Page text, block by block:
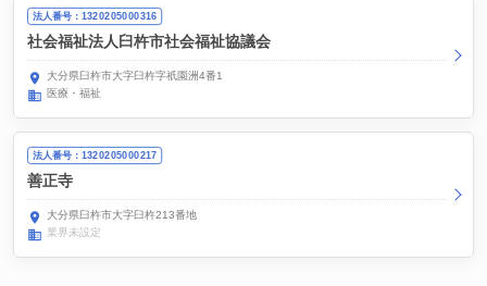
法人番号：1320205000316
社会福祉法人臼杵市社会福祉協議会
大分県臼杵市大字臼杵字祇園洲4番1
医療・福祉
法人番号：1320205000217
善正寺
大分県臼杵市大字臼杵213番地
業界未設定